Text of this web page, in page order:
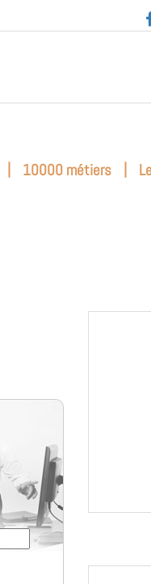
| 10000 métiers |